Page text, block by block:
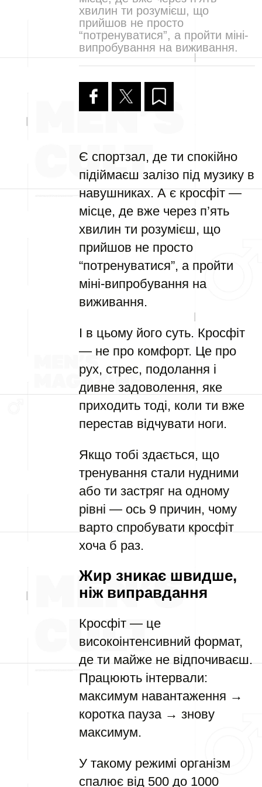
хвилин ти розумієш, що
прийшов не просто
“потренуватися”, а пройти міні-
випробування на виживання.
Є спортзал, де ти спокійно
підіймаєш залізо під музику в
навушниках. А є кросфіт —
місце, де вже через п’ять
хвилин ти розумієш, що
прийшов не просто
“потренуватися”, а пройти
міні-випробування на
виживання.
І в цьому його суть. Кросфіт
— не про комфорт. Це про
рух, стрес, подолання і
дивне задоволення, яке
приходить тоді, коли ти вже
перестав відчувати ноги.
Якщо тобі здається, що
тренування стали нудними
або ти застряг на одному
рівні — ось 9 причин, чому
варто спробувати кросфіт
хоча б раз.
Жир зникає швидше,
ніж виправдання
Кросфіт — це
високоінтенсивний формат,
де ти майже не відпочиваєш.
Працюють інтервали:
максимум навантаження →
коротка пауза → знову
максимум.
У такому режимі організм
спалює від 500 до 1000